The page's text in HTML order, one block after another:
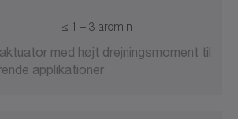
≤ 1 – 3 arcmin
med højt drejningsmoment til
applikationer